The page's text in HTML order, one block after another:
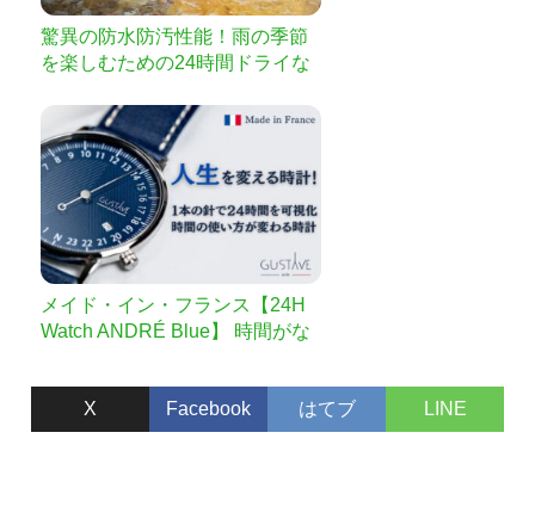
驚異の防水防汚性能！雨の季節
を楽しむための24時間ドライな
履き心地・防水シューズ「Water
walker」
メイド・イン・フランス【24H
Watch ANDRÉ Blue】 時間がな
24時間を可視化｜時間の使い方
が変わる時計！
X Facebook はてブ LINE